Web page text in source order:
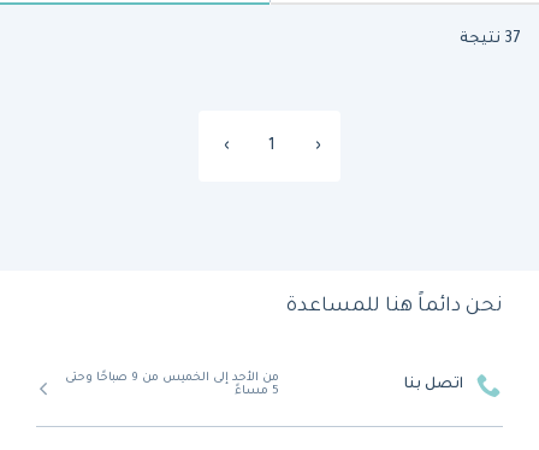
37 نتيجة
‹
1
›
نحن دائماً هنا للمساعدة
اتصل بنا
من الأحد إلى الخميس من 9 صباحًا وحتى
5 مساءً